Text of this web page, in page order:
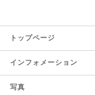
トップページ
インフォメーション
写真